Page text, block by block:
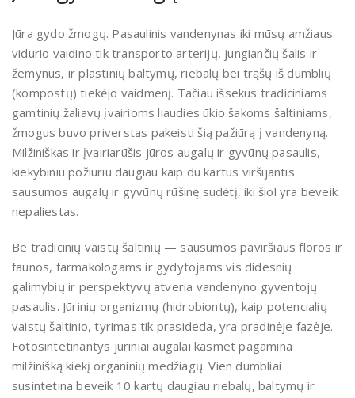
Jūra gydo žmogų. Pasaulinis vandenynas iki mūsų amžiaus
vidurio vaidino tik transporto arterijų, jungiančių šalis ir
žemynus, ir plastinių baltymų, riebalų bei trąšų iš dumblių
(kompostų) tiekėjo vaidmenį. Tačiau išsekus tradiciniams
gamtinių žaliavų įvairioms liaudies ūkio šakoms šaltiniams,
žmogus buvo priverstas pakeisti šią pažiūrą į vandenyną.
Milžiniškas ir įvairiarūšis jūros augalų ir gyvūnų pasaulis,
kiekybiniu požiūriu daugiau kaip du kartus viršijantis
sausumos augalų ir gyvūnų rūšinę sudėtį, iki šiol yra beveik
nepaliestas.
Be tradicinių vaistų šaltinių — sausumos paviršiaus floros ir
faunos, farmakologams ir gydytojams vis didesnių
galimybių ir perspektyvų atveria vandenyno gyventojų
pasaulis. Jūrinių organizmų (hidrobiontų), kaip potencialių
vaistų šaltinio, tyrimas tik prasideda, yra pradinėje fazėje.
Fotosintetinantys jūriniai augalai kasmet pagamina
milžinišką kiekį organinių medžiagų. Vien dumbliai
susintetina beveik 10 kartų daugiau riebalų, baltymų ir